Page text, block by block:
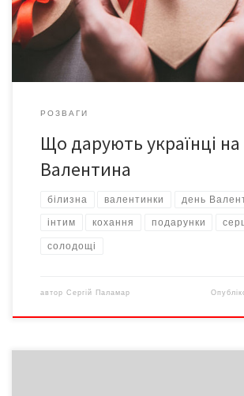
жіноча, чоловіча парфумерія та солодкі
відзначають, що після […]
РОЗВАГИ
Що дарують українці
Валентина
білизна валентинки день
інтим кохання подарунки
солодощі
автор Сергій Паламар